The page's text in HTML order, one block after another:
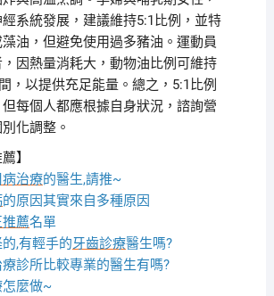
系統發展，建議維持5:1比例，並特
油，但避免使用過多豬油。運動員
因熱量消耗大，動物油比例可維持
，以提供充足能量。總之，5:1比例
每個人都應根據自身狀況，諮詢營
化調整。
】
治療的醫生,請推~
的原因其實來自多種原因
薦名單
,有輕手的牙齒診療醫生嗎?
診所比較專業的醫生有嗎?
怎麼做~